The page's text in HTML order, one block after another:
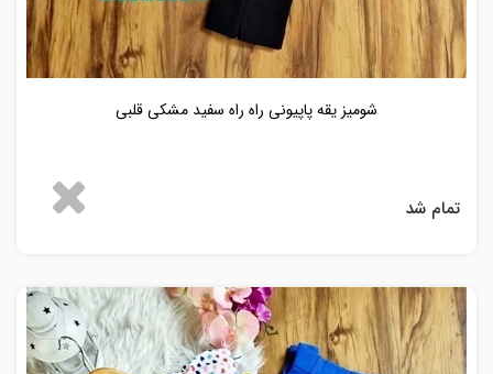
شومیز یقه پاپیونی راه راه سفید مشکی قلبی
تمام شد